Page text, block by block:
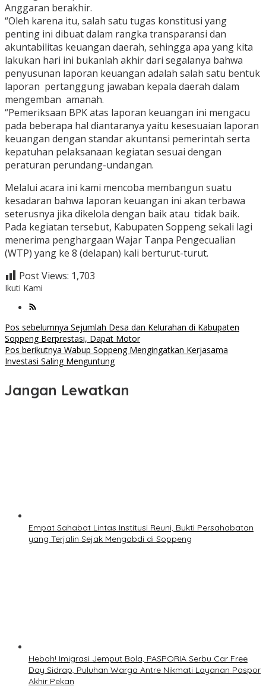
Anggaran berakhir.
“Oleh karena itu, salah satu tugas konstitusi yang
penting ini dibuat dalam rangka transparansi dan
akuntabilitas keuangan daerah, sehingga apa yang kita
lakukan hari ini bukanlah akhir dari segalanya bahwa
penyusunan laporan keuangan adalah salah satu bentuk
laporan pertanggung jawaban kepala daerah dalam
mengemban amanah.
“Pemeriksaan BPK atas laporan keuangan ini mengacu
pada beberapa hal diantaranya yaitu kesesuaian laporan
keuangan dengan standar akuntansi pemerintah serta
kepatuhan pelaksanaan kegiatan sesuai dengan
peraturan perundang-undangan.
Melalui acara ini kami mencoba membangun suatu
kesadaran bahwa laporan keuangan ini akan terbawa
seterusnya jika dikelola dengan baik atau tidak baik.
Pada kegiatan tersebut, Kabupaten Soppeng sekali lagi
menerima penghargaan Wajar Tanpa Pengecualian
(WTP) yang ke 8 (delapan) kali berturut-turut.
Post Views: 1,703
Ikuti Kami
Navigasi
pos
Pos sebelumnya Sejumlah Desa dan Kelurahan di Kabupaten
Soppeng Berprestasi, Dapat Motor
Pos berikutnya Wabup Soppeng Mengingatkan Kerjasama
Investasi Saling Menguntung
Jangan Lewatkan
Empat Sahabat Lintas Institusi Reuni, Bukti Persahabatan
yang Terjalin Sejak Mengabdi di Soppeng
Heboh! Imigrasi Jemput Bola, PASPORIA Serbu Car Free
Day Sidrap, Puluhan Warga Antre Nikmati Layanan Paspor
Akhir Pekan